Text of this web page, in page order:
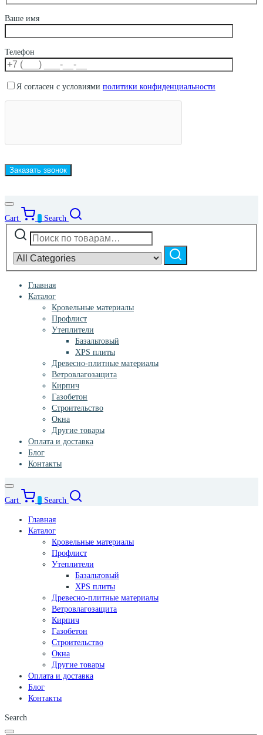
Ваше имя
Телефон
Я согласен с условиями политики конфиденциальности
Cart 0 Search
Искать:
category:
Поиск
Главная
Каталог
Кровельные материалы
Профлист
Утеплители
Базальтовый
XPS плиты
Древесно-плитные материалы
Ветровлагозащита
Кирпич
Газобетон
Строительство
Окна
Другие товары
Оплата и доставка
Блог
Контакты
Cart Search
Главная
Каталог
Кровельные материалы
Профлист
Утеплители
Базальтовый
XPS плиты
Древесно-плитные материалы
Ветровлагозащита
Кирпич
Газобетон
Строительство
Окна
Другие товары
Оплата и доставка
Блог
Контакты
Search